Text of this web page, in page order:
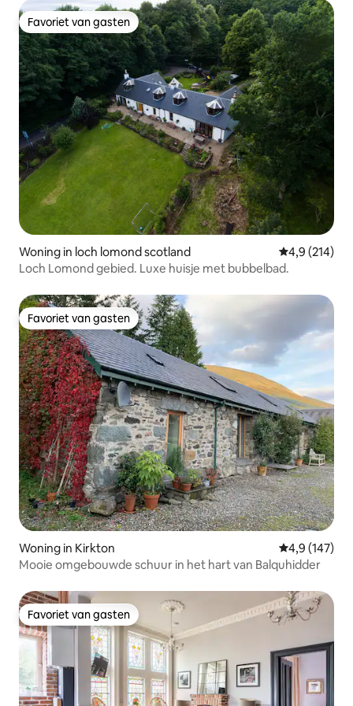
Favoriet van gasten
Favoriet van gasten
Woning in loch lomond scotland Gemiddelde
4,9 (214)
Loch Lomond gebied. Luxe huisje met bubbelbad.
Favoriet van gasten
Favoriet van gasten
Woning in Kirkton Gemiddelde
4,9 (147)
Mooie omgebouwde schuur in het hart van Balquhidder
Favoriet van gasten
Favoriet van gasten